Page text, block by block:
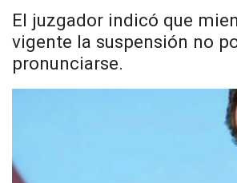
El juzgador indicó que
vigente la suspensión no
pronunciarse.